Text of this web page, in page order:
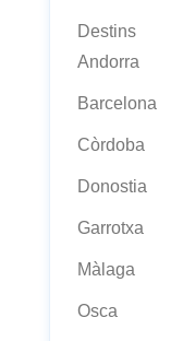
Destins
Andorra
Barcelona
Còrdoba
Donostia
Garrotxa
Màlaga
Osca